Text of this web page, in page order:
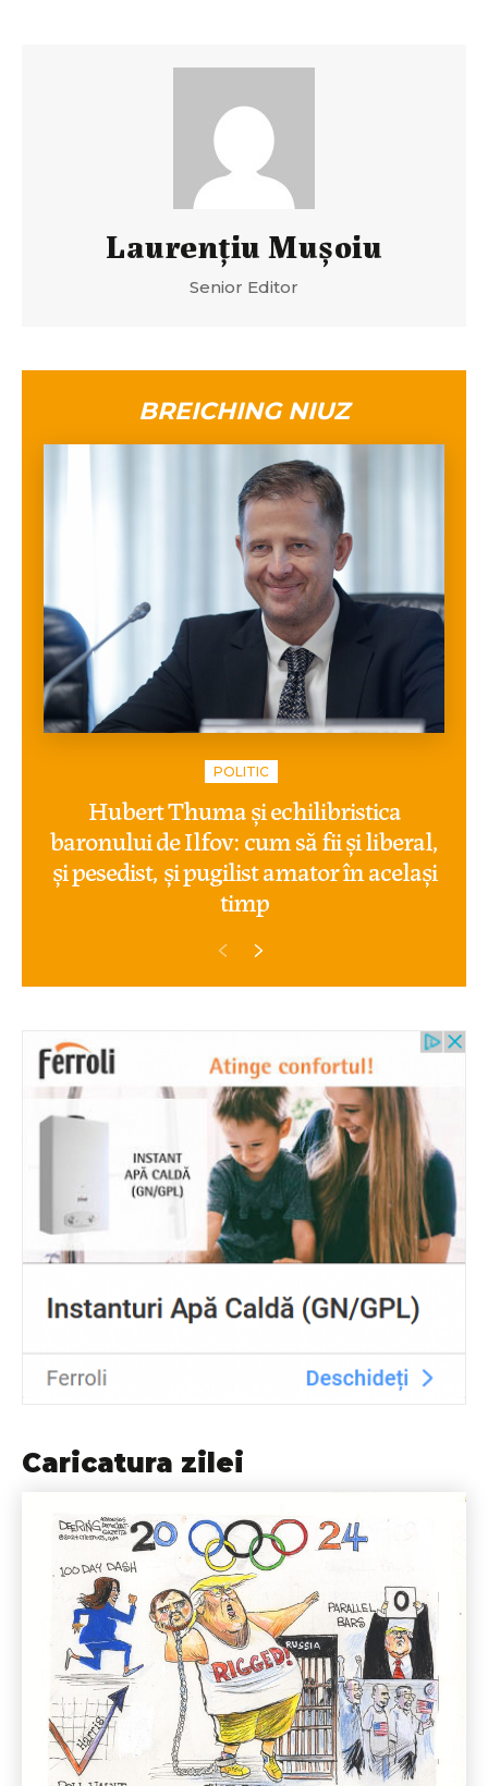
Laurenţiu Muşoiu
Senior Editor
BREICHING NIUZ
POLITIC
Hubert Thuma și echilibristica
baronului de Ilfov: cum să fii și liberal,
și pesedist, și pugilist amator în același
timp
Caricatura zilei